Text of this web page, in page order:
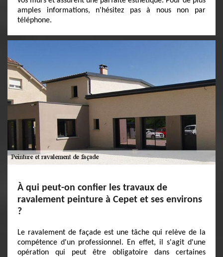
amples informations, n'hésitez pas à nous non par
téléphone.
À qui peut-on confier les travaux de
ravalement peinture à Cepet et ses environs
?
Le ravalement de façade est une tâche qui relève de la
compétence d'un professionnel. En effet, il s'agit d'une
opération qui peut être obligatoire dans certaines